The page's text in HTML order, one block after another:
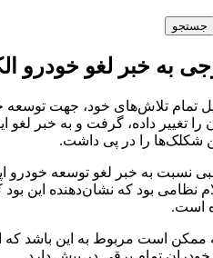
به خبر لغو خودرو
تلاش‌های خود، جهت توسعه
تغییر داده، گرفت و به خبر
شکلک‌ها را در پی داشت.
نسبت به خبر لغو توسعه
نظامی بود که نشان‌دهنده این
است.
است مربوط به این باشد که